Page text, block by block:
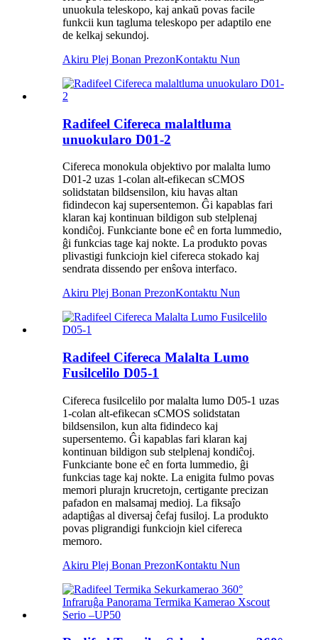
unuokula teleskopo, kaj ankaŭ povas facile
funkcii kun tagluma teleskopo per adaptilo ene
de kelkaj sekundoj.
Akiru Plej Bonan PrezonKontaktu Nun
Radifeel Cifereca malaltluma
unuokularo D01-2
Cifereca monokula objektivo por malalta lumo
D01-2 uzas 1-colan alt-efikecan sCMOS
solidstatan bildsensilon, kiu havas altan
fidindecon kaj supersentemon. Ĝi kapablas fari
klaran kaj kontinuan bildigon sub stelplenaj
kondiĉoj. Funkciante bone eĉ en forta lummedio,
ĝi funkcias tage kaj nokte. La produkto povas
plivastigi funkciojn kiel cifereca stokado kaj
sendrata dissendo per enŝova interfaco.
Akiru Plej Bonan PrezonKontaktu Nun
Radifeel Cifereca Malalta Lumo
Fusilcelilo D05-1
Cifereca fusilcelilo por malalta lumo D05-1 uzas
1-colan alt-efikecan sCMOS solidstatan
bildsensilon, kun alta fidindeco kaj
supersentemo. Ĝi kapablas fari klaran kaj
kontinuan bildigon sub stelplenaj kondiĉoj.
Funkciante bone eĉ en forta lummedio, ĝi
funkcias tage kaj nokte. La enigita fulmo povas
memori plurajn krucretojn, certigante precizan
pafadon en malsamaj medioj. La fiksaĵo
adaptiĝas al diversaj ĉefaj fusiloj. La produkto
povas pligrandigi funkciojn kiel cifereca
memoro.
Akiru Plej Bonan PrezonKontaktu Nun